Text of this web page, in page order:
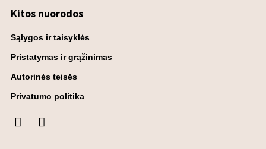
Kitos nuorodos
Sąlygos ir taisyklės
Pristatymas ir grąžinimas
Autorinės teisės
Privatumo politika